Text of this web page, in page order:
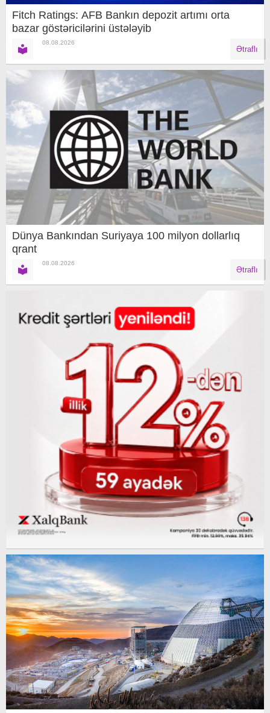
Fitch Ratings: AFB Bankın depozit artımı orta
bazar göstəricilərini üstələyib
08.08.2026
Ətraflı
Dünya Bankından Suriyaya 100 milyon dollarlıq
qrant
08.08.2026
Ətraflı